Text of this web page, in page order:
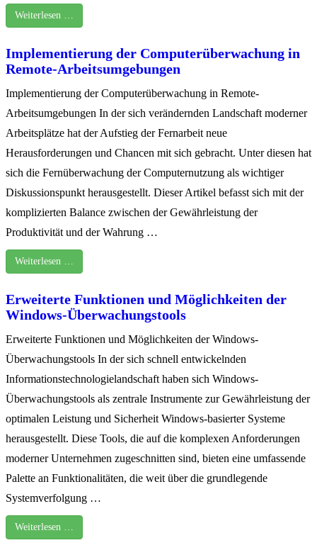
Weiterlesen …
Implementierung der Computerüberwachung in
Remote-Arbeitsumgebungen
Implementierung der Computerüberwachung in Remote-
Arbeitsumgebungen In der sich verändernden Landschaft moderner
Arbeitsplätze hat der Aufstieg der Fernarbeit neue
Herausforderungen und Chancen mit sich gebracht. Unter diesen hat
sich die Fernüberwachung der Computernutzung als wichtiger
Diskussionspunkt herausgestellt. Dieser Artikel befasst sich mit der
komplizierten Balance zwischen der Gewährleistung der
Produktivität und der Wahrung …
Weiterlesen …
Erweiterte Funktionen und Möglichkeiten der
Windows-Überwachungstools
Erweiterte Funktionen und Möglichkeiten der Windows-
Überwachungstools In der sich schnell entwickelnden
Informationstechnologielandschaft haben sich Windows-
Überwachungstools als zentrale Instrumente zur Gewährleistung der
optimalen Leistung und Sicherheit Windows-basierter Systeme
herausgestellt. Diese Tools, die auf die komplexen Anforderungen
moderner Unternehmen zugeschnitten sind, bieten eine umfassende
Palette an Funktionalitäten, die weit über die grundlegende
Systemverfolgung …
Weiterlesen …